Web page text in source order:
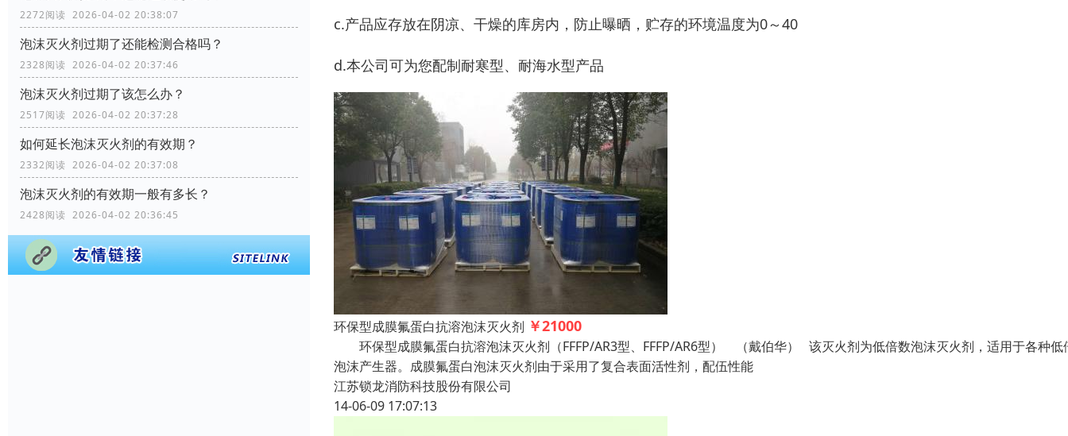
2272阅读 2026-04-02 20:38:07
泡沫灭火剂过期了还能检测合格吗？
2328阅读 2026-04-02 20:37:46
泡沫灭火剂过期了该怎么办？
2517阅读 2026-04-02 20:37:28
如何延长泡沫灭火剂的有效期？
2332阅读 2026-04-02 20:37:08
泡沫灭火剂的有效期一般有多长？
2428阅读 2026-04-02 20:36:45
c.产品应存放在阴凉、干燥的库房内，防止曝晒，贮存的环境温度为0～40
d.本公司可为您配制耐寒型、耐海水型产品
环保型成膜氟蛋白抗溶泡沫灭火剂 ￥21000
环保型成膜氟蛋白抗溶泡沫灭火剂（FFFP/AR3型、FFFP/AR6型） （戴伯华） 该灭火剂为低倍数泡沫灭火剂，适用于各种低
泡沫产生器。成膜氟蛋白泡沫灭火剂由于采用了复合表面活性剂，配伍性能
江苏锁龙消防科技股份有限公司
14-06-09 17:07:13